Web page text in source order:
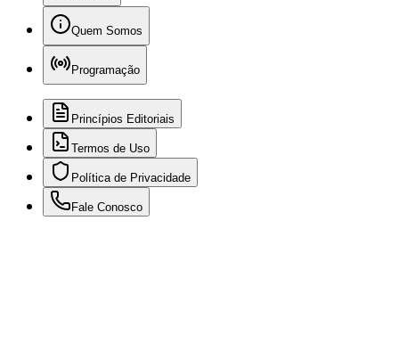
Quem Somos
Programação
Princípios Editoriais
Termos de Uso
Política de Privacidade
Fale Conosco